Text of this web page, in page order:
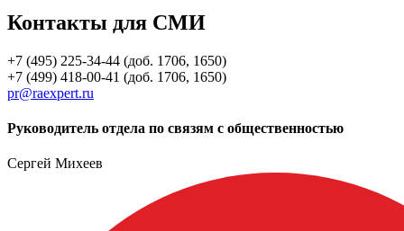
Контакты для СМИ
+7 (495) 225-34-44 (доб. 1706, 1650)
+7 (499) 418-00-41 (доб. 1706, 1650)
pr@raexpert.ru
Руководитель отдела по связям с общественностью
Сергей Михеев